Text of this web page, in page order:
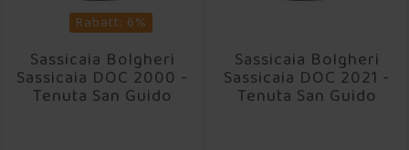
Sassicaia Bolgheri
Sassicaia DOC 2000 -
Tenuta San Guido
Rabatt: 6%
Sassicaia Bolgheri
Sassicaia DOC 2021 -
Tenuta San Guido